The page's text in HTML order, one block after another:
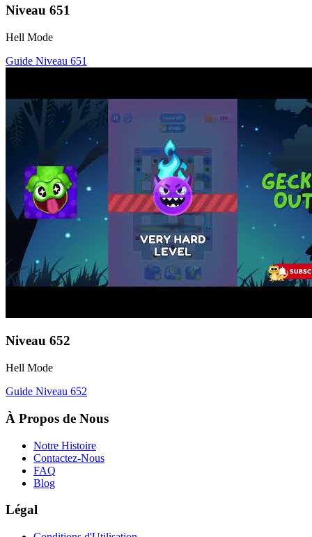
Niveau 651
Hell Mode
Guide Niveau 651
Niveau 652
Hell Mode
Guide Niveau 652
À Propos de Nous
Notre Histoire
Contactez-Nous
FAQ
Blog
Légal